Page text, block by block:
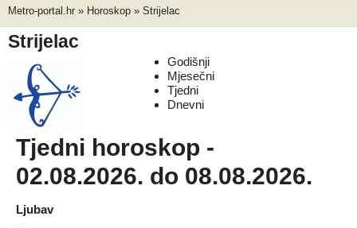
Metro-portal.hr » Horoskop » Strijelac
Strijelac
Godišnji
Mjesečni
Tjedni
Dnevni
Tjedni horoskop -
02.08.2026. do 08.08.2026.
Ljubav